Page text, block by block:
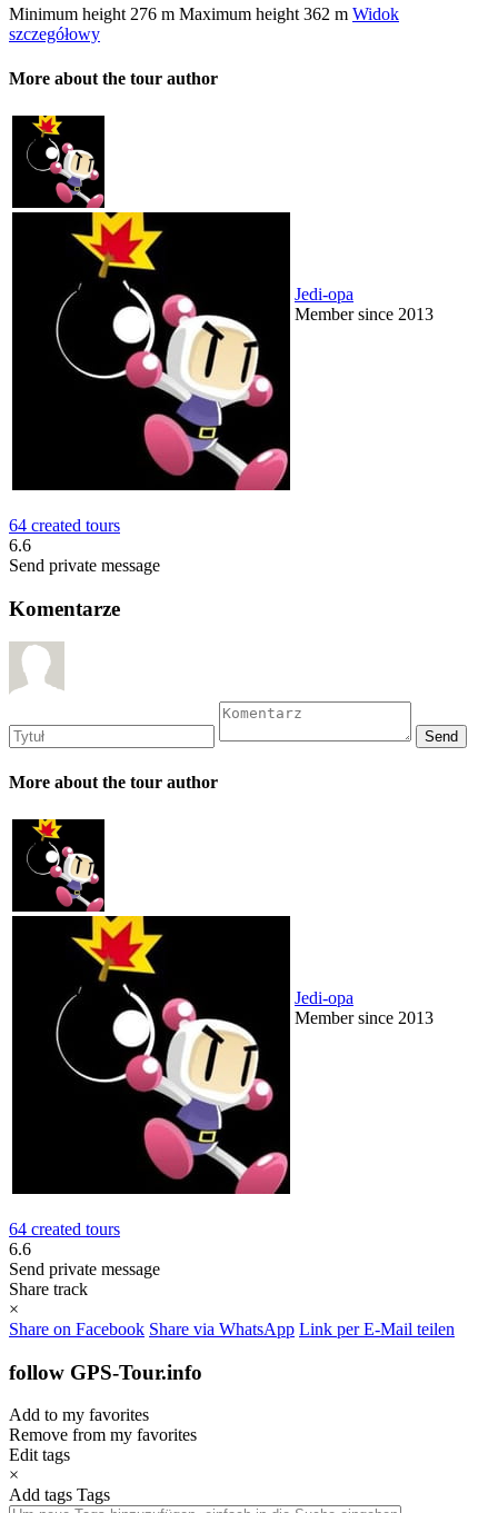
Minimum height 276 m Maximum height 362 m Widok
szczegółowy
More about the tour author
Jedi-opa
Member since 2013
64 created tours
6.6
Send private message
Komentarze
More about the tour author
Jedi-opa
Member since 2013
64 created tours
6.6
Send private message
Share track
×
Share on Facebook Share via WhatsApp Link per E-Mail teilen
follow GPS-Tour.info
Add to my favorites
Remove from my favorites
Edit tags
×
Add tags Tags